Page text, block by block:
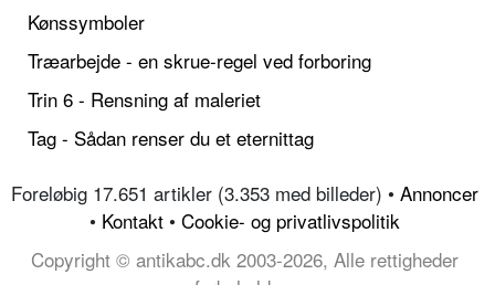
Kønssymboler
Træarbejde - en skrue-regel ved forboring
Trin 6 - Rensning af maleriet
Tag - Sådan renser du et eternittag
Foreløbig 17.651 artikler (3.353 med billeder) • Annoncer
• Kontakt • Cookie- og privatlivspolitik
Copyright © antikabc.dk 2003-2026, Alle rettigheder